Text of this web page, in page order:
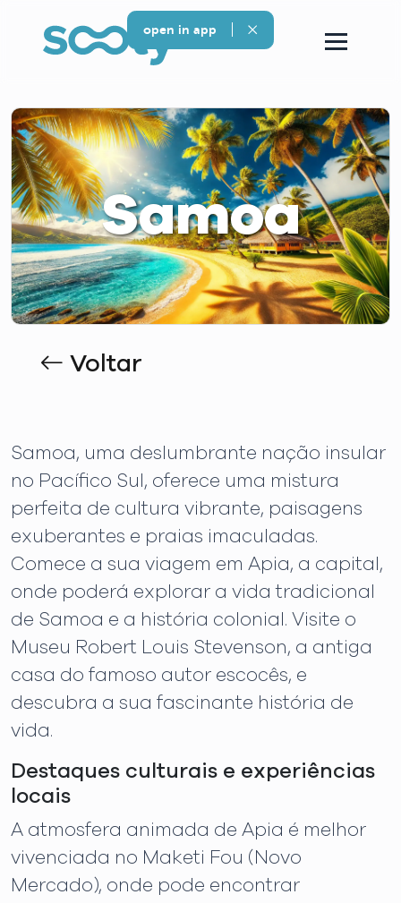
Samoa
Voltar
Samoa, uma deslumbrante nação insular
no Pacífico Sul, oferece uma mistura
perfeita de cultura vibrante, paisagens
exuberantes e praias imaculadas.
Comece a sua viagem em Apia, a capital,
onde poderá explorar a vida tradicional
de Samoa e a história colonial. Visite o
Museu Robert Louis Stevenson, a antiga
casa do famoso autor escocês, e
descubra a sua fascinante história de
vida.
Destaques culturais e experiências
locais
A atmosfera animada de Apia é melhor
vivenciada no Maketi Fou (Novo
Mercado), onde pode encontrar
open in app